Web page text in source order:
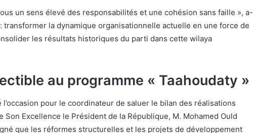
un sens élevé des responsabilités et une cohésion sans faille », a-
transformer la dynamique organisationnelle actuelle en une force de
les résultats historiques du parti dans cette wilaya
au programme « Taahoudaty »
pour le coordinateur de saluer le bilan des réalisations
Son Excellence le Président de la République, M. Mohamed Ould
que les réformes structurelles et les projets de développement